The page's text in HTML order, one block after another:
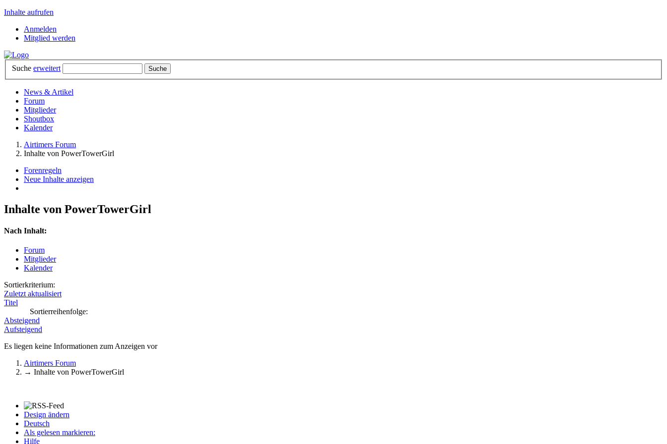
Inhalte aufrufen
Anmelden
Mitglied werden
Suche erweitert
News & Artikel
Forum
Mitglieder
Shoutbox
Kalender
Airtimers Forum
Inhalte von PowerTowerGirl
Forenregeln
Neue Inhalte anzeigen
Inhalte von PowerTowerGirl
Nach Inhalt:
Forum
Mitglieder
Kalender
Sortierkriterium:
Zuletzt aktualisiert
Titel
Sortierreihenfolge:
Absteigend
Aufsteigend
Es liegen keine Informationen zum Anzeigen vor
Airtimers Forum
→ Inhalte von PowerTowerGirl
Design ändern
Deutsch
Als gelesen markieren:
Hilfe